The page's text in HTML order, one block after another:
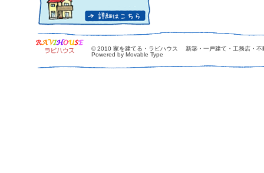
© 2010 家を建てる・ラビハウス 新築・一戸建て・工務店・不
Powered by Movable Type